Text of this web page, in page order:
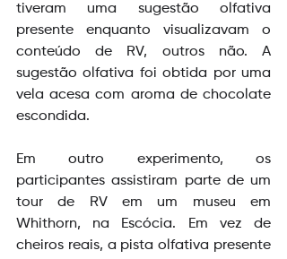
tiveram uma sugestão olfativa
presente enquanto visualizavam o
conteúdo de RV, outros não. A
sugestão olfativa foi obtida por uma
vela acesa com aroma de chocolate
escondida.
Em outro experimento, os
participantes assistiram parte de um
tour de RV em um museu em
Whithorn, na Escócia. Em vez de
cheiros reais, a pista olfativa presente